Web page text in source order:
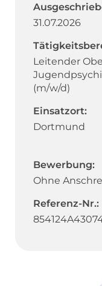
31.07.2026
Leitender
(m/w/d)
Einsatzort:
Dortmund
Bewerbung:
Ohne
Referenz-Nr.: